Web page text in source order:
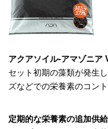
アクアソイル-アマゾニア
セット初期の藻類が発生
ズなどでの栄養素のコン
定期的な栄養素の追加供